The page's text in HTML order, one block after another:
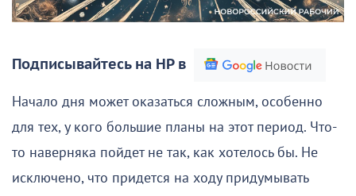
Подписывайтесь на НР в
Начало дня может оказаться сложным, особенно
для тех, у кого большие планы на этот период. Что-
то наверняка пойдет не так, как хотелось бы. Не
исключено, что придется на ходу придумывать